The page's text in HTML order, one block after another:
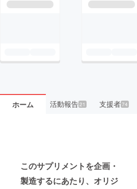
ホーム 活動報告21 支援者74
このサプリメントを企画・
製造するにあたり、オリジ